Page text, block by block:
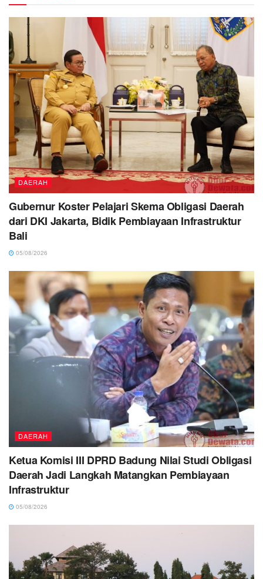
DAERAH
Gubernur Koster Pelajari Skema Obligasi Daerah
dari DKI Jakarta, Bidik Pembiayaan Infrastruktur
Bali
05/08/2026
DAERAH
Ketua Komisi III DPRD Badung Nilai Studi Obligasi
Daerah Jadi Langkah Matangkan Pembiayaan
Infrastruktur
05/08/2026